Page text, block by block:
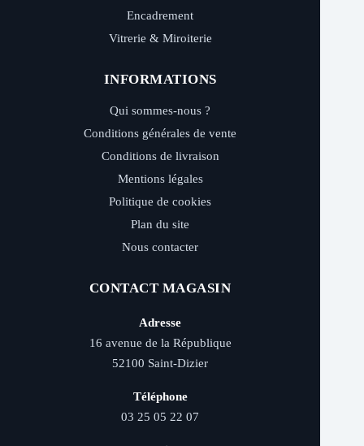
Encadrement
Vitrerie & Miroiterie
INFORMATIONS
Qui sommes-nous ?
Conditions générales de vente
Conditions de livraison
Mentions légales
Politique de cookies
Plan du site
Nous contacter
CONTACT MAGASIN
Adresse
16 avenue de la République
52100 Saint-Dizier
Téléphone
03 25 05 22 07